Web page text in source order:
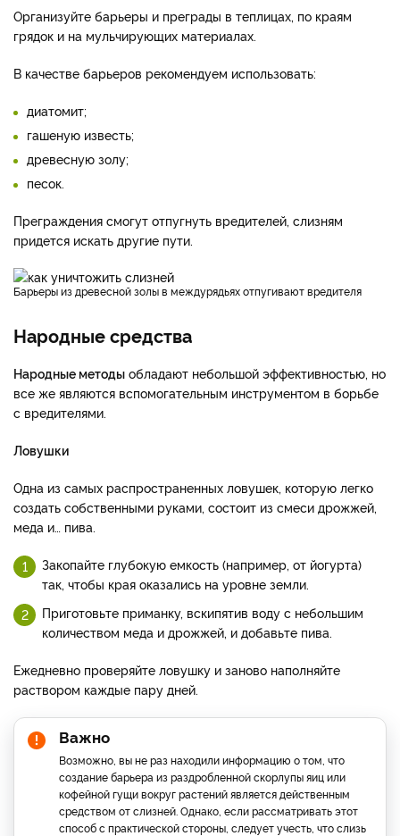
Организуйте барьеры и преграды в теплицах, по краям
грядок и на мульчирующих материалах.
В качестве барьеров рекомендуем использовать:
диатомит;
гашеную известь;
древесную золу;
песок.
Преграждения смогут отпугнуть вредителей, слизням
придется искать другие пути.
Барьеры из древесной золы в междурядьях отпугивают вредителя
Народные средства
Народные методы обладают небольшой эффективностью, но
все же являются вспомогательным инструментом в борьбе
с вредителями.
Ловушки
Одна из самых распространенных ловушек, которую легко
создать собственными руками, состоит из смеси дрожжей,
меда и… пива.
Закопайте глубокую емкость (например, от йогурта)
так, чтобы края оказались на уровне земли.
Приготовьте приманку, вскипятив воду с небольшим
количеством меда и дрожжей, и добавьте пива.
Ежедневно проверяйте ловушку и заново наполняйте
раствором каждые пару дней.
Важно
Возможно, вы не раз находили информацию о том, что
создание барьера из раздробленной скорлупы яиц или
кофейной гущи вокруг растений является действенным
средством от слизней. Однако, если рассматривать этот
способ с практической стороны, следует учесть, что слизь